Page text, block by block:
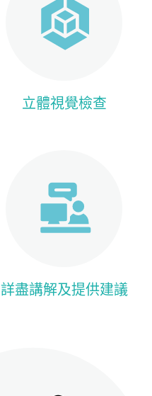
立體視覺檢查
詳盡講解及提供建議